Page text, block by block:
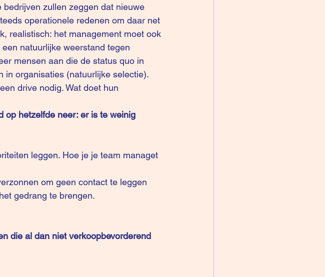
bedrijven zullen zeggen dat nieuwe
operationele redenen om daar net
realistisch: het management moet ook
natuurlijke weerstand tegen
mensen aan die de status quo in
in organisaties (natuurlijke selectie).
drive nodig. Wat doet hun
op hetzelfde neer: er is te weinig
leggen. Hoe je je team managet
om geen contact te leggen
gedrang te brengen.
die al dan niet verkoopbevorderend